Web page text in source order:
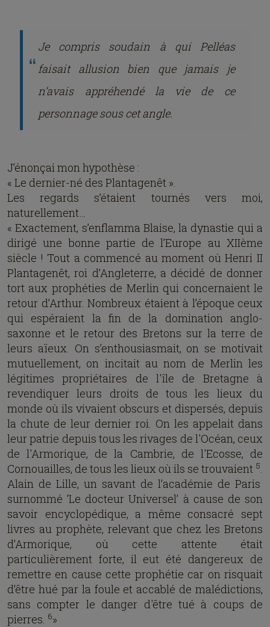
Je compris soudain à qui Pelléas
faisait allusion bien que jamais je
n’avais appréhendé la vie de ce
personnage sous cet angle.
J’énonçai mon hypothèse :
« Le dernier-né des Plantagenêt ».
Les regards s’étaient tournés vers moi,
naturellement…
« Exactement, s’enflamma Blaise, la dynastie qui a
dirigé une bonne partie de l’Europe au XIIème
siècle ! Tout a commencé au moment où Henri II
Plantagenêt, roi d’Angleterre, a décidé de donner
tort aux prophéties de Merlin qui concernaient le
retour d’Arthur. Nombreux étaient à l’époque ceux
qui espéraient la fin de la domination anglo-
saxonne et le retour des Bretons sur la terre de
leurs aïeux. On s’enthousiasmait, on se motivait
mutuellement, on incitait au nom de Merlin les
légitimes propriétaires de l'île de Bretagne à
revendiquer leurs droits de tous les lieux du
monde où ils vivaient obscurs et dispersés, depuis
la chute de leur dernier roi. On les appelait dans
leur patrie depuis tous les rivages de l'Océan, ceux
de l'Armorique, de la Cambrie, de l'Ecosse, de
Cornouailles, de tous les lieux où ils se trouvaient 5.
Alain de Lille, un savant de l’académie de Paris
surnommé ‘Le docteur Universel’ à cause de son
savoir encyclopédique, a même consacré sept
livres au prophète, relevant que chez les Bretons
d’Armorique, où cette attente était
particulièrement forte, il eut été dangereux de
remettre en cause cette prophétie car on risquait
d’être hué par la foule et accablé de malédictions,
sans compter le danger d'être tué à coups de
pierres. 6»